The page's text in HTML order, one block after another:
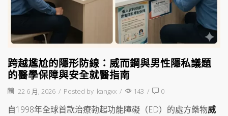
跨越尷尬的隱形防線：威而鋼與男性隱私議題
的醫學保障與安全就醫指南
22 6 月, 2026 / Posted by kangxx / 143 / 0
自1998年全球首款治療勃起功能障礙（ED）的處方藥物威